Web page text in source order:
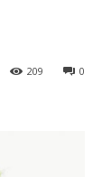
0
209